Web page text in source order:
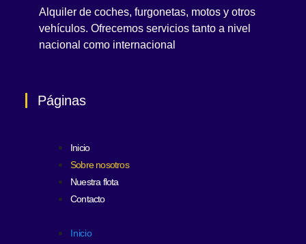
Alquiler de coches, furgonetas, motos y otros
vehículos. Ofrecemos servicios tanto a nivel
nacional como internacional
Páginas
Inicio
Sobre nosotros
Nuestra flota
Contacto
Inicio